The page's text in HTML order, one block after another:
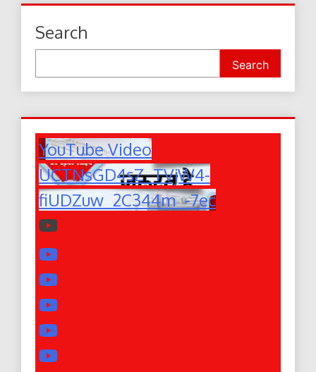
Search
Search
YouTube Video
UCTNsGD4sZ_TVjW4-
fiUDZuw_2C344m_-7ec